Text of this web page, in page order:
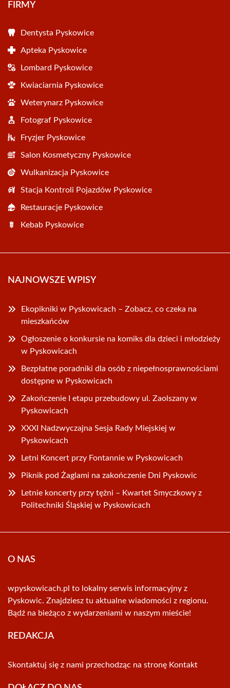
FIRMY
Dentysta Pyskowice
Apteka Pyskowice
Lombard Pyskowice
Kwiaciarnia Pyskowice
Weterynarz Pyskowice
Fotograf Pyskowice
Fryzjer Pyskowice
Salon Kosmetyczny Pyskowice
Wulkanizacja Pyskowice
Stacja Kontroli Pojazdów Pyskowice
Restauracje Pyskowice
Kebab Pyskowice
NAJNOWSZE WPISY
Ekopikniki w Pyskowicach – Zobacz, co czeka na
mieszkańców
Ogłoszenie o konkursie na komiks dla dzieci i młodzieży
w Pyskowicach
Bezpłatne poradniki dla osób z niepełnosprawnościami
dostępne w Pyskowicach
Zakończenie I etapu przebudowy ul. Zaolszany w
Pyskowicach
XXXI Nadzwyczajna Sesja Rady Miejskiej w
Pyskowicach
Letni Koncert przy Fontannie w Pyskowicach
Piknik pod Żaglami na zakończenie Dni Pyskowic
Letnie koncerty przy tężni – Kwartet Smyczkowy z
Politechniki Śląskiej w Pyskowicach
O NAS
wpyskowicach.pl to lokalny serwis informacyjny z
Pyskowic. Znajdziesz tu aktualne wiadomości z regionu.
Bądź na bieżąco z wydarzeniami w naszym mieście!
REDAKCJA
Skontaktuj się z nami przechodząc na stronę Kontakt